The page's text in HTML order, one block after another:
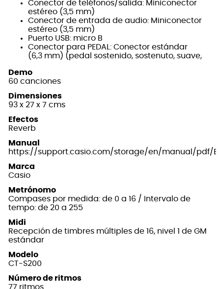
Conector de teléfonos/salida: Miniconector
estéreo (3,5 mm)
Conector de entrada de audio: Miniconector
estéreo (3,5 mm)
Puerto USB: micro B
Conector para PEDAL: Conector estándar
(6,3 mm) (pedal sostenido, sostenuto, suave,
Demo
60 canciones
Dimensiones
93 x 27 x 7 cms
Efectos
Reverb
Manual
https://support.casio.com/storage/en/manual/pdf/
Marca
Casio
Metrónomo
Compases por medida: de 0 a 16 / Intervalo de
tempo: de 20 a 255
Midi
Recepción de timbres múltiples de 16, nivel 1 de GM
estándar
Modelo
CT-S200
Número de ritmos
77 ritmos